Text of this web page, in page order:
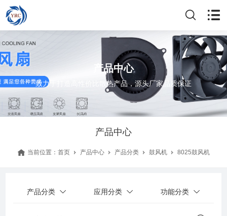
产品中心
致力于打造高性价比散热产品，源头厂家品质保证
产品中心
当前位置： 首页 产品中心 产品分类 鼓风机 8025鼓风机
产品分类 应用分类 功能分类